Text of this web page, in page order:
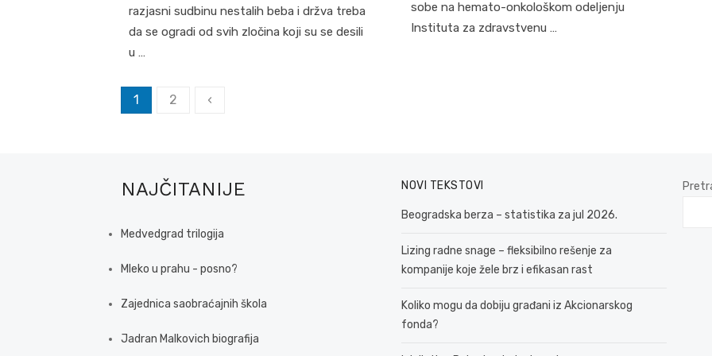
razjasni sudbinu nestalih beba i držva treba
da se ogradi od svih zločina koji su se desili
u …
sobe na hemato-onkološkom odeljenju
Instituta za zdravstvenu …
Posts
1 2 ‹
NAJČITANIJE
Medvedgrad trilogija
Mleko u prahu - posno?
Zajednica saobraćajnih škola
Jadran Malkovich biografija
NOVI TEKSTOVI
Beogradska berza – statistika za jul 2026.
Lizing radne snage – fleksibilno rešenje za
kompanije koje žele brz i efikasan rast
Koliko mogu da dobiju građani iz Akcionarskog
fonda?